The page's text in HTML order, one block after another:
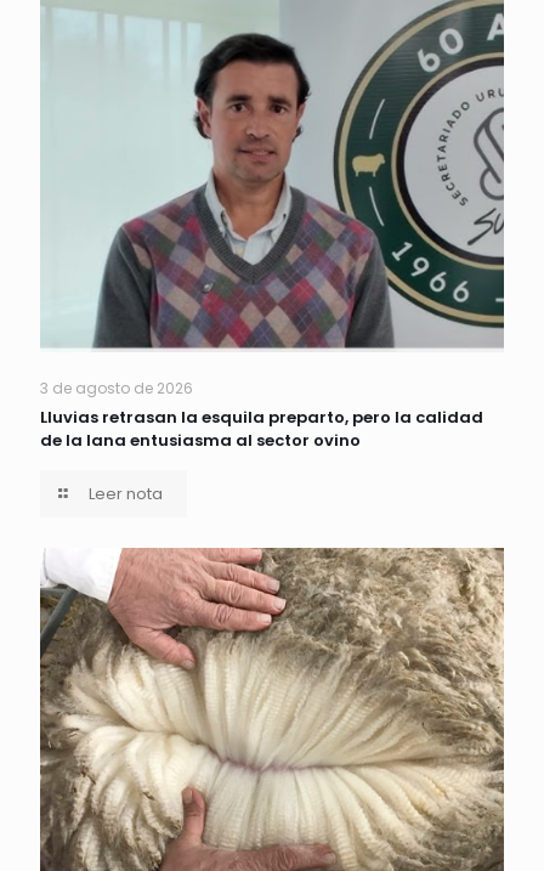
3 de agosto de 2026
Lluvias retrasan la esquila preparto, pero la calidad
de la lana entusiasma al sector ovino
Leer nota